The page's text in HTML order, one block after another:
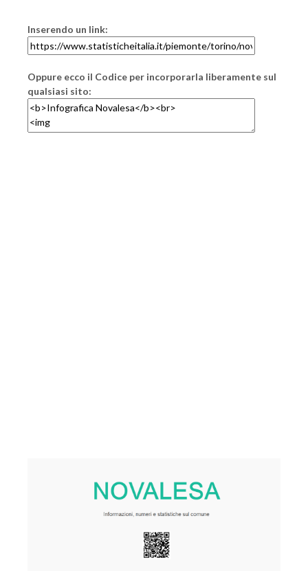
Inserendo un link:
Oppure ecco il Codice per incorporarla liberamente sul
qualsiasi sito: